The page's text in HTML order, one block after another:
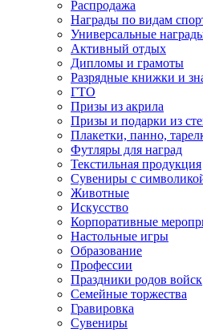
Распродажа
Награды по видам
Универсальные
Активный отдых
Дипломы и грамоты
Разрядные книжки и
ГТО
Призы из акрила
Призы и подарки из
Плакетки, панно,
Футляры для наград
Текстильная продукция
Сувениры с
Животные
Искусство
Корпоративные
Настольные игры
Образование
Профессии
Праздники родов войск
Семейные торжества
Гравировка
Сувениры